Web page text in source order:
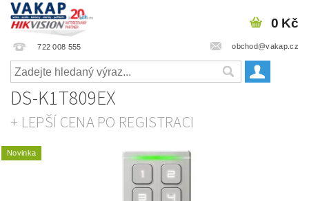
722 008 555 obchod@vakap.cz
0 Kč
DS-K1T809EX
+ LEPŠÍ CENA PO REGISTRACI
Novinka